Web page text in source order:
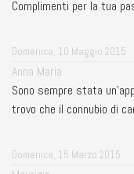
Complimenti per la tua
Domenica, 10 Maggio 2015
Anna Maria
Sono sempre stata
trovo che il connubio di
Domenica, 15 Marzo 2015